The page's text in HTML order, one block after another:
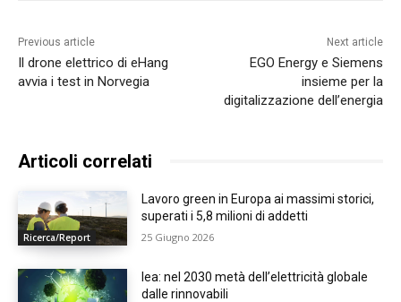
Previous article
Il drone elettrico di eHang
avvia i test in Norvegia
Next article
EGO Energy e Siemens
insieme per la
digitalizzazione dell’energia
Articoli correlati
Ricerca/Report
Lavoro green in Europa ai massimi storici,
superati i 5,8 milioni di addetti
25 Giugno 2026
Iea: nel 2030 metà dell’elettricità globale
dalle rinnovabili